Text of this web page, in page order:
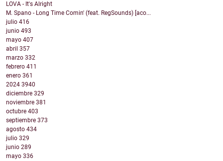
LOVA - It's Alright
M. Spano - Long Time Comin' (feat. RegSounds) [aco...
julio 416
junio 493
mayo 407
abril 357
marzo 332
febrero 411
enero 361
2024 3940
diciembre 329
noviembre 381
octubre 403
septiembre 373
agosto 434
julio 329
junio 289
mayo 336